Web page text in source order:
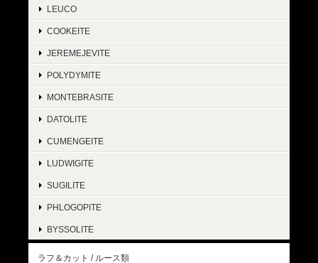
LEUCO
COOKEITE
JEREMEJEVITE
POLYDYMITE
MONTEBRASITE
DATOLITE
CUMENGEITE
LUDWIGITE
SUGILITE
PHLOGOPITE
BYSSOLITE
ラフ＆カット / ルース類